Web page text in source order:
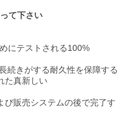
て下さい
にテストされる100%
続きがする耐久性を保障する
た真新しい
び販売システムの後で完了す